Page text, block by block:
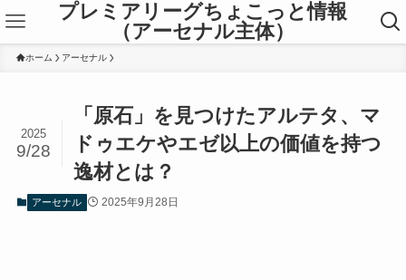
プレミアリーグちょこっと情報
（アーセナル主体）
ホーム アーセナル
「原石」を見つけたアルテタ、マ
ドゥエケやエゼ以上の価値を持つ
逸材とは？
2025
9/28
アーセナル 2025年9月28日